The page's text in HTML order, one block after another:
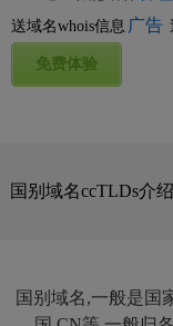
送域名whois信息 广告
国别域名ccTLDs介绍
国别域名,一般是国